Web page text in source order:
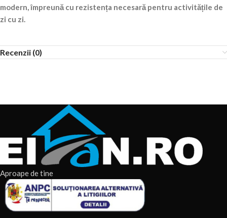
modern, împreună cu rezistența necesară pentru activitățile de
zi cu zi.
Recenzii (0)
Aproape de tine